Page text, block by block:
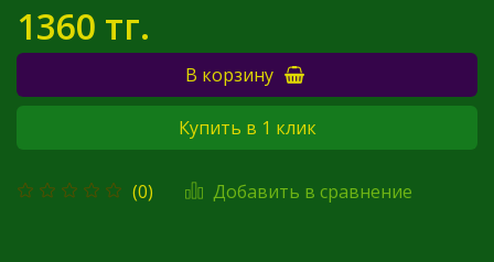
(0) Добавить в сравнение
1360 тг.
В корзину
Купить в 1 клик